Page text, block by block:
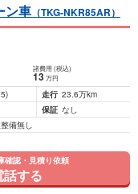
ン車 （TKG-NKR85AR）
諸費用 (税込)
13 万円
走行 23.6万km
保証 なし
備無し
確認・見積り依頼
話する